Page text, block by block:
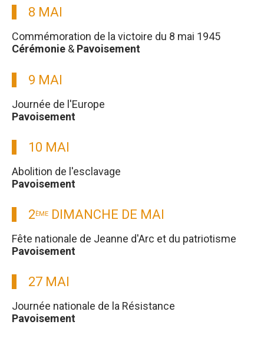
8 MAI
Commémoration de la victoire du 8 mai 1945
Cérémonie & Pavoisement
9 MAI
Journée de l'Europe
Pavoisement
10 MAI
Abolition de l'esclavage
Pavoisement
2ÈME DIMANCHE DE MAI
Fête nationale de Jeanne d'Arc et du patriotisme
Pavoisement
27 MAI
Journée nationale de la Résistance
Pavoisement